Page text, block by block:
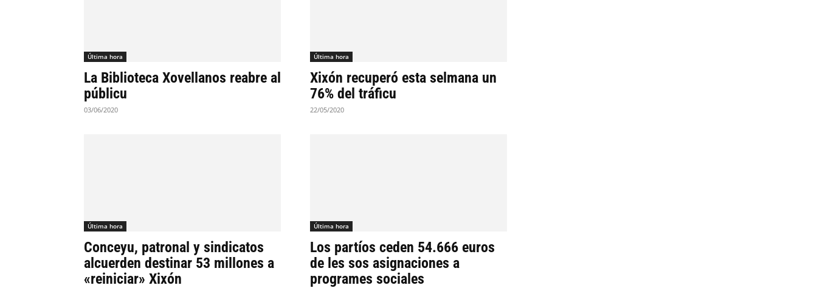
Última hora
La Biblioteca Xovellanos reabre al
públicu
03/06/2020
Última hora
Xixón recuperó esta selmana un
76% del tráficu
22/05/2020
Última hora
Conceyu, patronal y sindicatos
alcuerden destinar 53 millones a
«reiniciar» Xixón
Última hora
Los partíos ceden 54.666 euros
de les sos asignaciones a
programes sociales